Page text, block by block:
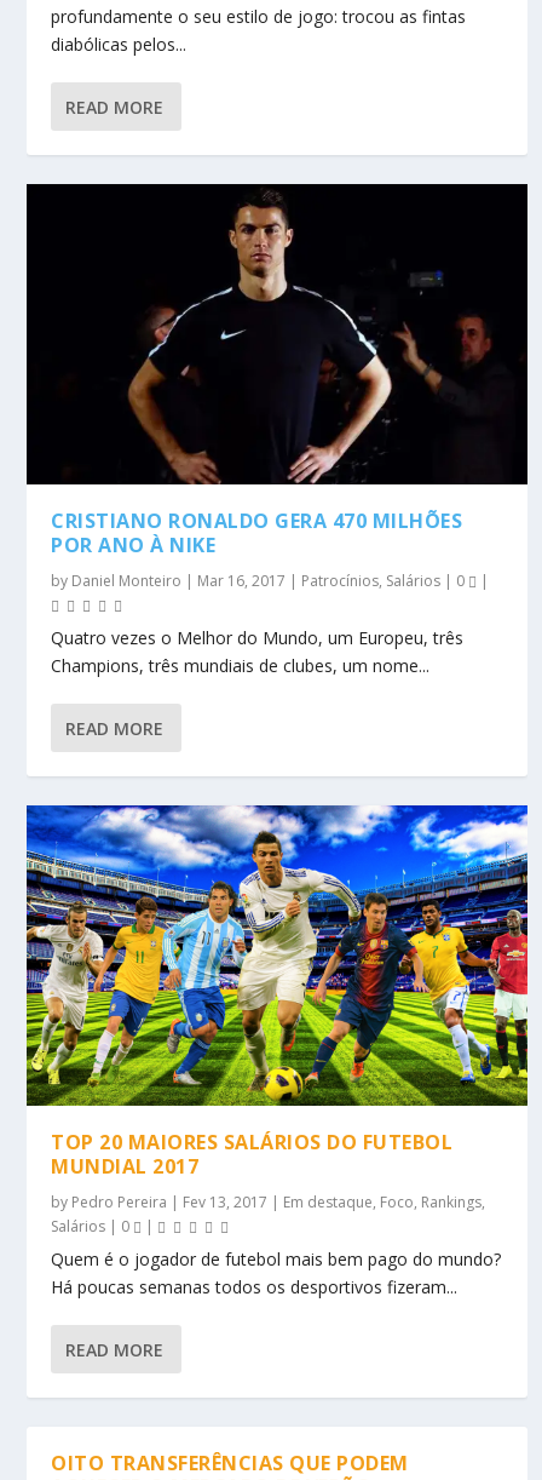
profundamente o seu estilo de jogo: trocou as fintas
diabólicas pelos...
READ MORE
CRISTIANO RONALDO GERA 470 MILHÕES
POR ANO À NIKE
by Daniel Monteiro | Mar 16, 2017 | Patrocínios, Salários | 0 |
Quatro vezes o Melhor do Mundo, um Europeu, três
Champions, três mundiais de clubes, um nome...
READ MORE
TOP 20 MAIORES SALÁRIOS DO FUTEBOL
MUNDIAL 2017
by Pedro Pereira | Fev 13, 2017 | Em destaque, Foco, Rankings,
Salários | 0 |
Quem é o jogador de futebol mais bem pago do mundo?
Há poucas semanas todos os desportivos fizeram...
READ MORE
OITO TRANSFERÊNCIAS QUE PODEM